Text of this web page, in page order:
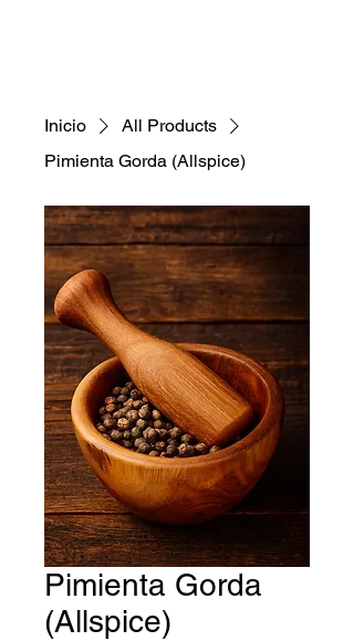
Inicio
All Products
Pimienta Gorda (Allspice)
Pimienta Gorda
(Allspice)